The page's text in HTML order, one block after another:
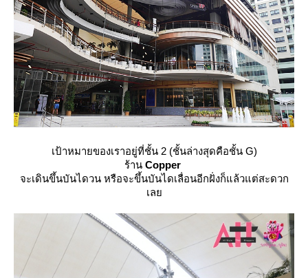
เป้าหมายของเราอยู่ที่ชั้น 2 (ชั้นล่างสุดคือชั้น G)
ร้าน Copper
จะเดินขึ้นบันไดวน หรือจะขึ้นบันไดเลื่อนอีกฝั่งก็แล้วแต่สะดวก
เล